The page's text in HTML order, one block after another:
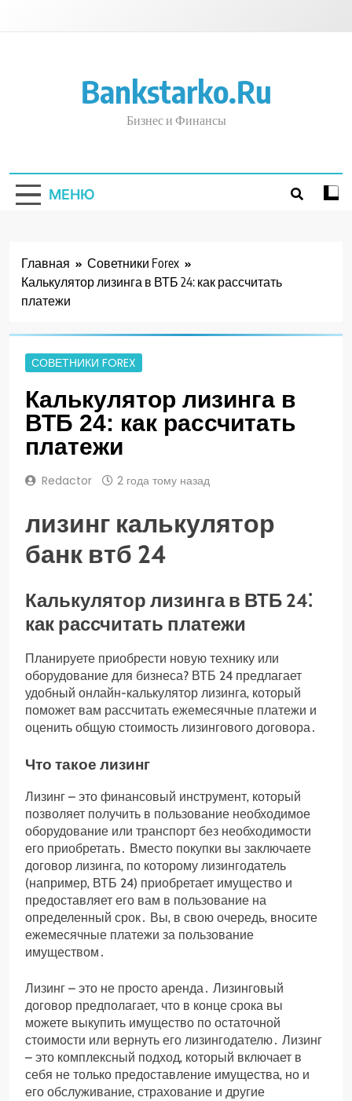
Bankstarko.ru
Бизнес и Финансы
МЕНЮ
Главная
Советники Forex
Калькулятор лизинга в ВТБ 24: как рассчитать
платежи
СОВЕТНИКИ FOREX
Калькулятор лизинга в
ВТБ 24: как рассчитать
платежи
Redactor 2 года тому назад
лизинг калькулятор
банк втб 24
Калькулятор лизинга в ВТБ 24⁚
как рассчитать платежи
Планируете приобрести новую технику или
оборудование для бизнеса? ВТБ 24 предлагает
удобный онлайн-калькулятор лизинга‚ который
поможет вам рассчитать ежемесячные платежи и
оценить общую стоимость лизингового договора․
Что такое лизинг
Лизинг – это финансовый инструмент‚ который
позволяет получить в пользование необходимое
оборудование или транспорт без необходимости
его приобретать․ Вместо покупки вы заключаете
договор лизинга‚ по которому лизингодатель
(например‚ ВТБ 24) приобретает имущество и
предоставляет его вам в пользование на
определенный срок․ Вы‚ в свою очередь‚ вносите
ежемесячные платежи за пользование
имуществом․
Лизинг – это не просто аренда․ Лизинговый
договор предполагает‚ что в конце срока вы
можете выкупить имущество по остаточной
стоимости или вернуть его лизингодателю․ Лизинг
– это комплексный подход‚ который включает в
себя не только предоставление имущества‚ но и
его обслуживание‚ страхование и другие